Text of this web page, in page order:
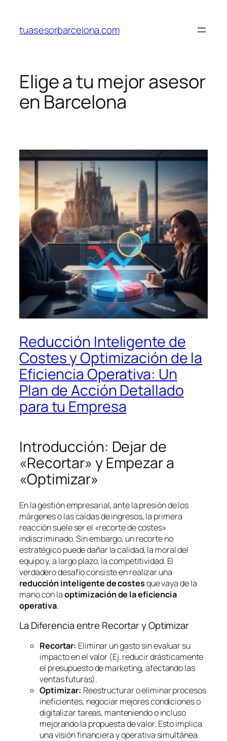
contenido
tuasesorbarcelona.com
Elige a tu mejor asesor
en Barcelona
Reducción Inteligente de
Costes y Optimización de la
Eficiencia Operativa: Un
Plan de Acción Detallado
para tu Empresa
Introducción: Dejar de
«Recortar» y Empezar a
«Optimizar»
En la gestión empresarial, ante la presión de los
márgenes o las caídas de ingresos, la primera
reacción suele ser el «recorte de costes»
indiscriminado. Sin embargo, un recorte no
estratégico puede dañar la calidad, la moral del
equipo y, a largo plazo, la competitividad. El
verdadero desafío consiste en realizar una
reducción inteligente de costesque vaya de la
mano con laoptimización de la eficiencia
operativa.
La Diferencia entre Recortar y Optimizar
Recortar: Eliminar un gasto sin evaluar su
impacto en el valor (Ej. reducir drásticamente
el presupuesto de marketing, afectando las
ventas futuras).
Optimizar: Reestructurar o eliminar procesos
ineficientes, negociar mejores condiciones o
digitalizar tareas, manteniendo o incluso
mejorando la propuesta de valor. Esto implica
una visión financiera y operativa simultánea.